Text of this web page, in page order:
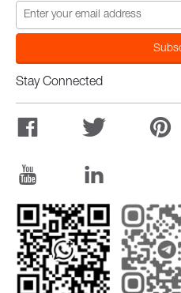
Stay Connected